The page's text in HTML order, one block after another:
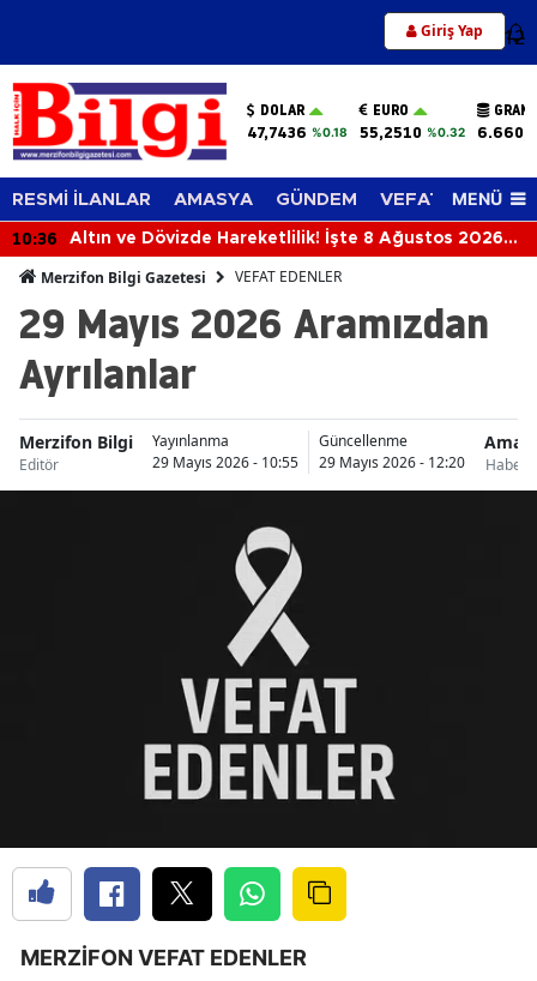
Giriş Yap 12
DOLAR
47,7436 %0.18
EURO
55,2510 %0.32
RESMİ İLANLAR AMASYA GÜNDEM VEFAT EDENLER
MENÜ
10:36
Altın ve Dövizde Hareketlilik! İşte 8 Ağustos 2026
Merzifon Bilgi Gazetesi VEFAT EDENLER
29 Mayıs 2026 Aramızdan
Ayrılanlar
Merzifon Bilgi
Editör
Yayınlanma
29 Mayıs 2026 - 10:55
Güncellenme
29 Mayıs 2026 - 12:20
MERZİFON VEFAT EDENLER